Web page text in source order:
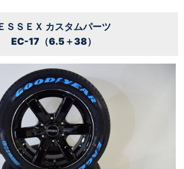
ＳＳＥＸ カスタムパーツ
EC-17（6.5＋38）